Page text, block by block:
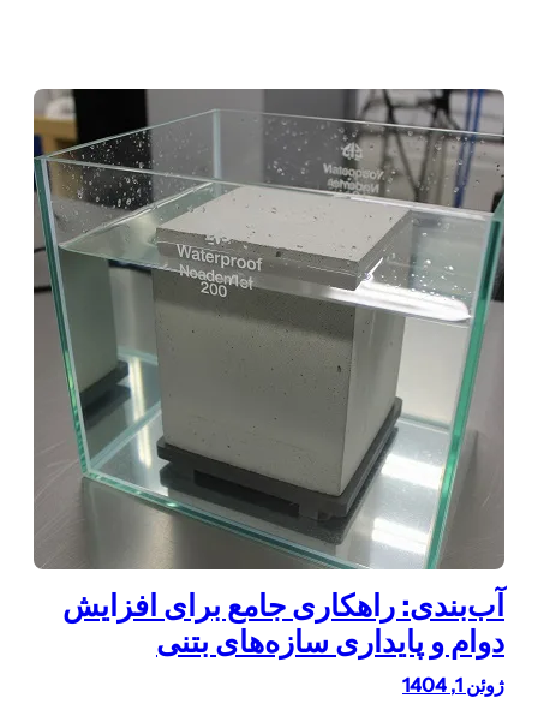
آب‌بندی: راهکاری جامع برای افزایش
دوام و پایداری سازه‌های بتنی
ژوئن 1, 1404